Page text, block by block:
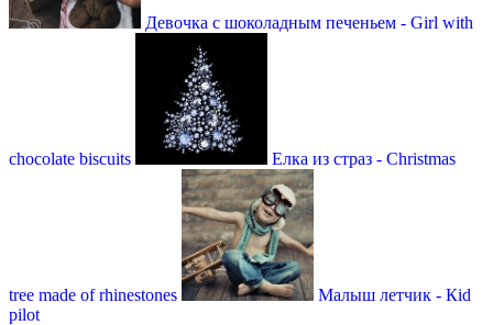
Девочка с шоколадным печеньем - Girl with
chocolate biscuits Елка из страз - Christmas
tree made of rhinestones
Малыш летчик - Кid
pilot